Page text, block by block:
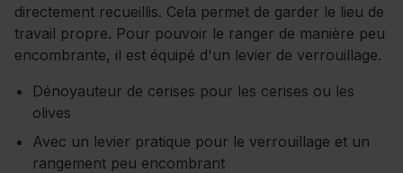
directement recueillis. Cela permet de garder le lieu de
travail propre. Pour pouvoir le ranger de manière peu
encombrante, il est équipé d'un levier de verrouillage.
Dénoyauteur de cerises pour les cerises ou les
olives
Avec un levier pratique pour le verrouillage et un
rangement peu encombrant